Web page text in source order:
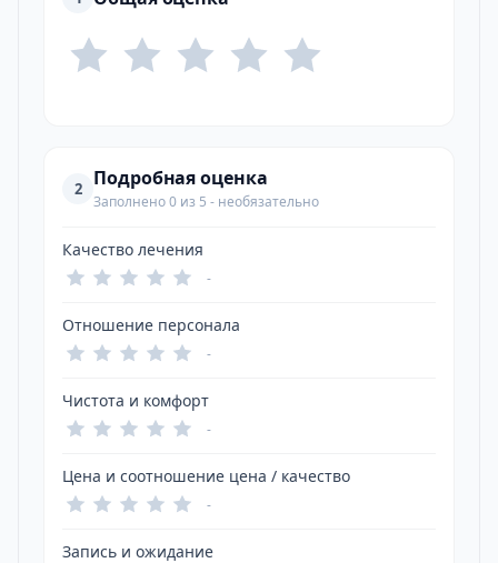
2 Подробная оценка
Заполнено 0 из 5 - необязательно
Качество лечения
-
Отношение персонала
-
Чистота и комфорт
-
Цена и соотношение цена / качество
-
Запись и ожидание